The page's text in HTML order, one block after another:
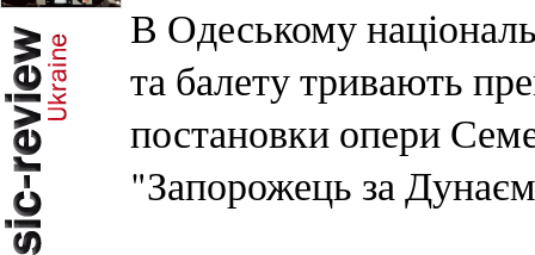
В Одеському
та балету тривають
постановки опери
"Запорожець за